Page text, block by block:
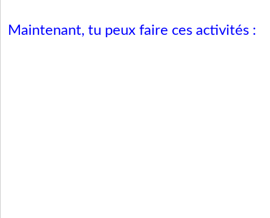
Maintenant, tu peux faire ces activités :